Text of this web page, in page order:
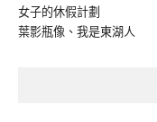
女子的休假計劃
葉影瓶像 、 我是東湖人